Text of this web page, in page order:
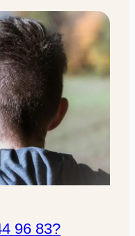
96 83?